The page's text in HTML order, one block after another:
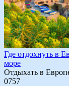
Где отдохнуть в
море
Отдыхать в
0757